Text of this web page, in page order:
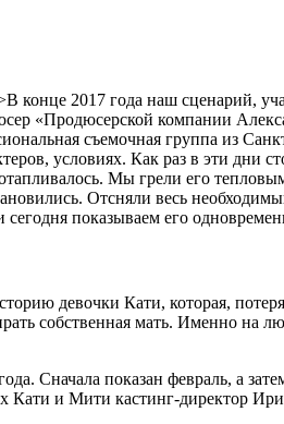
конце 2017 года наш сценарий,
«Продюсерской компании
съемочная группа из
условиях. Как раз в эти
Мы грели его
Отсняли весь
показываем его
девочки Кати, которая,
собственная мать. Именно
Сначала показан февраль, а
Кати и Мити кастинг-директор